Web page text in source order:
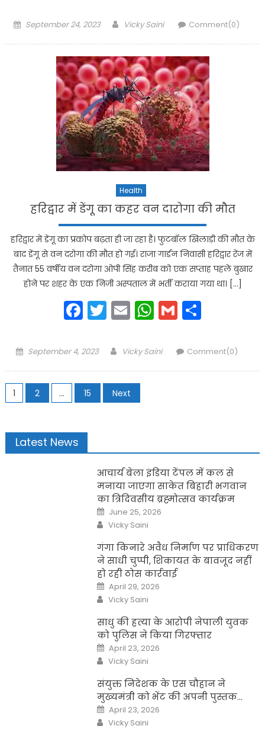
Posted
September 24, 2023 Author
Vicky Saini Comment(0)
Health
हरिद्वार में डेंगू का कहर वन दारोगा की मौत
हरिद्वार में डेंगू का प्रकोप बढ़ता ही जा रहा है। फुटबॉल खिलाड़ी की मौत के
बाद डेंगू से वन दरोगा की मौत हाे गई। राजा गार्डन निवासी हरिद्वार रेंज में
तैनात 55 वर्षीय वन दरोगा ओपी सिंह करीब को एक सप्ताह पहले बुखार
होने पर शहर के एक निजी अस्पताल में भर्ती कराया गया था। […]
Facebook
Twitter
EmailWhatsApp
Gmail
Posted
September 4, 2023 Author
Vicky Saini Comment(0)
Posts
navigation
1 2 … 15 Next
Latest News
आचार्य बेला इंडिया टेंपल में कल से
मनाया जाएगा साकेत बिहारी भगवान
का त्रिदिवसीय ब्रह्मोत्सव कार्यक्रम
Posted
on
June 25, 2026
Author
Vicky Saini
गंगा किनारे अवैध निर्माण पर प्राधिकरण
ने साधी चुप्पी, शिकायत के बावजूद नहीं
हो रही ठोस कार्रवाई
Posted
on
April 29, 2026
Author
Vicky Saini
साधु की हत्या के आरोपी नेपाली युवक
को पुलिस ने किया गिरफ्तार
Posted
on
April 23, 2026
Author
Vicky Saini
संयुक्त निदेशक के एस चौहान ने
मुख्यमंत्री को भेंट की अपनी पुस्तक…
Posted
on
April 23, 2026
Author
Vicky Saini